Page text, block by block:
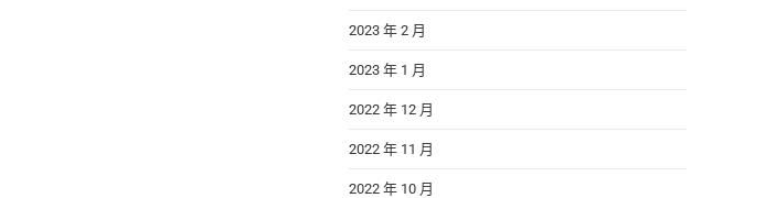
2023 年 2 月
2023 年 1 月
2022 年 12 月
2022 年 11 月
2022 年 10 月